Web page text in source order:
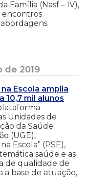
Família (Nasf – IV),
encontros
de 2019
Escola amplia
10,7 mil alunos
Unidades de
da Saúde
(UGE),
Escola” (PSE),
saúde e as
de qualidade de
a base de atuação,